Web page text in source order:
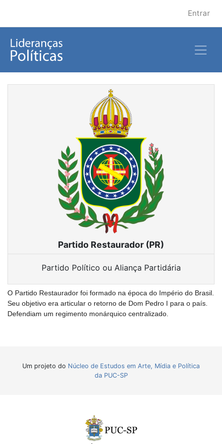
Entrar
O Partido Restaurador foi formado na época do Império do Brasil.
Seu objetivo era articular o retorno de Dom Pedro I para o país.
Defendiam um regimento monárquico centralizado.
Partido Restaurador (PR)
Partido Político ou Aliança Partidária
Um projeto do Núcleo de Estudos em Arte, Mídia e Política
da PUC-SP